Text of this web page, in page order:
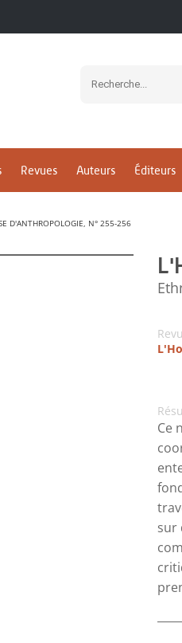
Revues Auteurs Éditeurs
D'ANTHROPOLOGIE, N° 255-256
Ce
sur